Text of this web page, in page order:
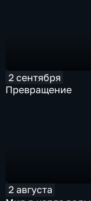
2 сентября
Превращение
2 августа